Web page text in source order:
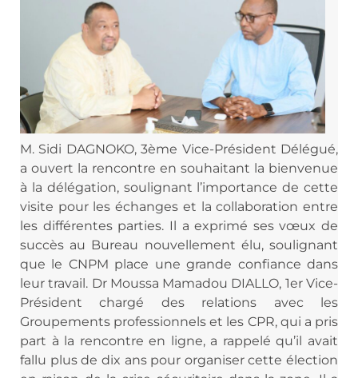
M. Sidi DAGNOKO, 3ème Vice-Président Délégué,
a ouvert la rencontre en souhaitant la bienvenue
à la délégation, soulignant l’importance de cette
visite pour les échanges et lacollaboration entre
les différentes parties. Il a exprimé ses vœux de
succès au Bureau nouvellement élu, soulignant
que le CNPM place une grande confiance dans
leur travail. Dr Moussa Mamadou DIALLO, 1er Vice-
Président chargé des relations avec les
Groupements professionnels et les CPR, qui a pris
part à la rencontre en ligne, a rappelé qu’il avait
fallu plus de dix ans pour organiser cette élection